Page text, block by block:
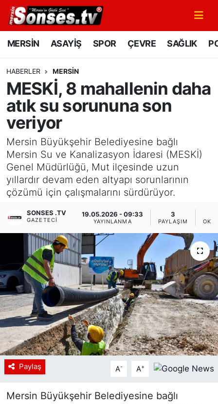
MERSİN ASAYİŞ SPOR ÇEVRE SAĞLIK
HABERLER MERSİN
MESKİ, 8 mahallenin daha
atık su sorununa son
veriyor
Mersin Büyükşehir Belediyesine bağlı
Mersin Su ve Kanalizasyon İdaresi (MESKİ)
Genel Müdürlüğü, Mut ilçesinde uzun
yıllardır devam eden altyapı sorunlarının
çözümü için çalışmalarını sürdürüyor.
SONSES .TV
GAZETECI
19.05.2026 - 09:33
YAYINLANMA
3
PAYLAŞIM
Paylaş A- A+
Mersin Büyükşehir Belediyesine bağlı
MERSİN
SPOR
GÜNÜN MANŞETİ
DÜNYA
KÜLTÜR - SANAT
MAGAZİN
SAĞLIK
Siyaset
YEREL HABER
Haberde insan
Tanıtım
Mersin Nöbetçi Eczaneler
Mersin Namaz Vakitleri
Mersin Trafik Yoğunluk Haritası
Süper Lig Puan Durumu ve Fikstür
Tüm Manşetler
Son Dakika Haberleri
Haber Arşivi